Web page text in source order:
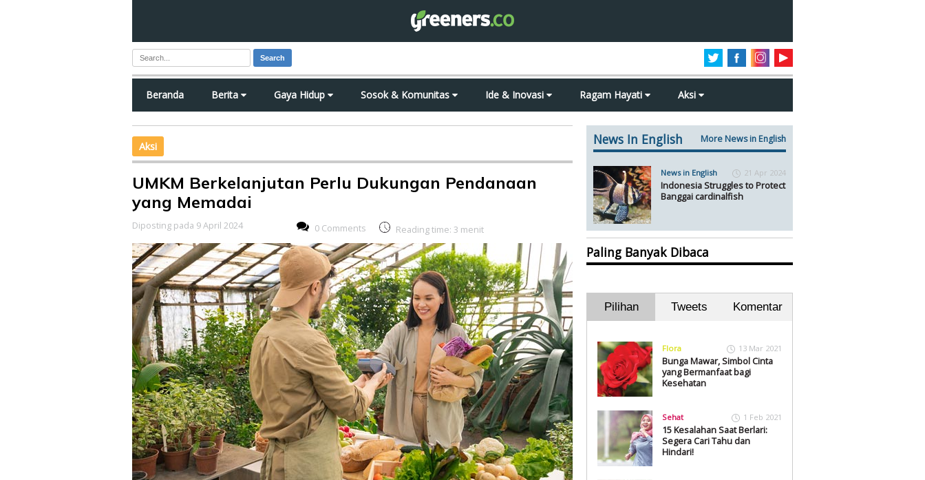
Search
Beranda Berita Gaya Hidup Sosok & Komunitas Ide & Inovasi Ragam Hayati Aksi
Aksi
UMKM Berkelanjutan Perlu Dukungan Pendanaan
yang Memadai
Diposting pada 9 April 2024 0 Comments Reading time: 3 menit
News In English More News in English
News in English 21 Apr 2024
Indonesia Struggles to Protect
Banggai cardinalfish
Paling Banyak Dibaca
Pilihan Tweets Komentar
Flora 13 Mar 2021
Bunga Mawar, Simbol Cinta
yang Bermanfaat bagi
Kesehatan
Sehat 1 Feb 2021
15 Kesalahan Saat Berlari:
Segera Cari Tahu dan
Hindari!